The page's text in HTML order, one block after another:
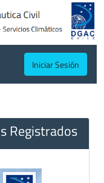
Iniciar Sesión
Registrados